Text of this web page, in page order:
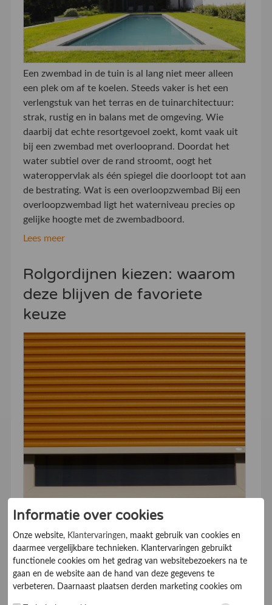
Een zwembad in de tuin is al lang niet meer alleen
een plek om af te koelen. Steeds vaker is het een
verlengstuk van het terras en de tuinarchitectuur:
strak, rustig en in balans met de omgeving. Wie
daarbij dat echte resortgevoel zoekt, komt vaak uit
bij een zwembad met overlooprand. Doordat het
water subtiel over de rand stroomt, oogt het
wateroppervlak als één spiegel die doorloopt tot aan
de bestrating. Wat is een overloopzwembad Bij een
overloopzwembad ligt het waterniveau precies op
gelijke hoogte met de zwembadboord.
Lees meer
Rolgordijnen kiezen: waarom
deze blijven de favoriete
keuze
Rolgordijnen zijn in veel Nederlandse huishoudens
eigenlijk zo aantrekkelijk? En hoe kies je het juiste
rolgordijn voor je ruimte? In deze blog duiken we
dieper in waarom rolgordijnen zo'n geweldige optie
zijn en geven we je praktische tips voor het kiezen
Informatie over cookies
Onze website, Klantervaringen, maakt gebruik van cookies en
daarmee vergelijkbare technieken. Klantervaringen gebruikt
functionele cookies om het gedrag van websitebezoekers na te
gaan en de website aan de hand van deze gegevens te
verbeteren. Daarnaast plaatsen derden marketing cookies om